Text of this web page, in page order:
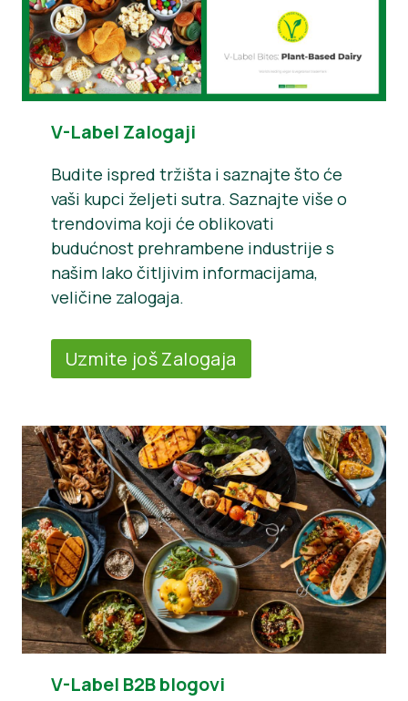
V-Label Zalogaji
Budite ispred tržišta i saznajte što će
vaši kupci željeti sutra. Saznajte više o
trendovima koji će oblikovati
budućnost prehrambene industrije s
našim lako čitljivim informacijama,
veličine zalogaja.
Uzmite još Zalogaja
V-Label B2B blogovi